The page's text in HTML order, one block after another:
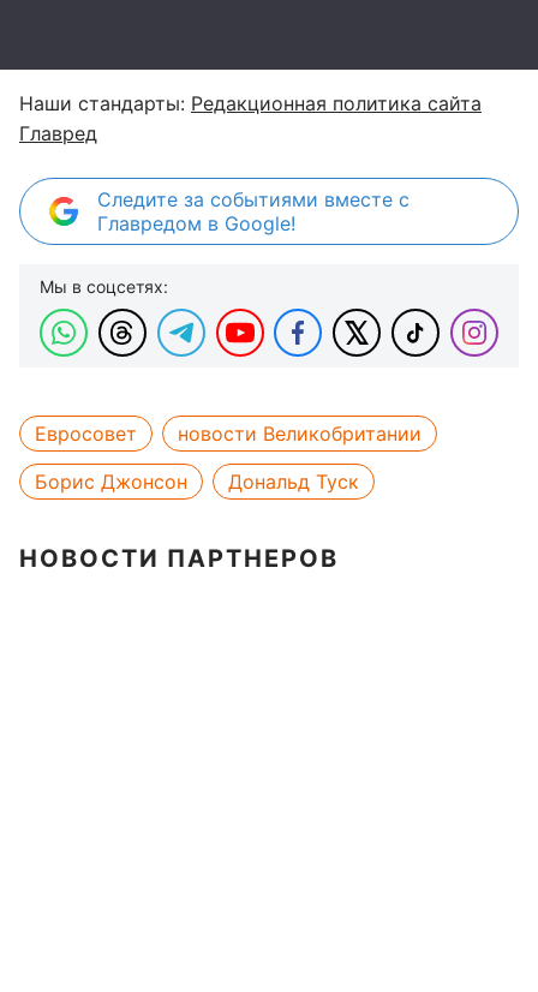
Наши стандарты: Редакционная политика сайта
Главред
Следите за событиями вместе с
Главредом в Google!
Мы в соцсетях:
Евросовет
новости Великобритании
Борис Джонсон
Дональд Туск
НОВОСТИ ПАРТНЕРОВ